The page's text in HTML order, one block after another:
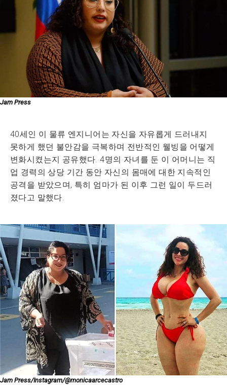
Jam Press
40세인 이 물류 엔지니어는 자신을 자유롭게 드러내지
못하게 했던 불안감을 극복하며 전반적인 웰빙을 어떻게
변화시켰는지 공유했다. 4명의 자녀를 둔 이 어머니는 직
업 경력의 상당 기간 동안 자신의 몸매에 대한 지속적인
공격을 받았으며, 특히 엄마가 된 이후 그런 일이 두드러
졌다고 말했다.
Jam Press/Instagram/@monicaarcecastro